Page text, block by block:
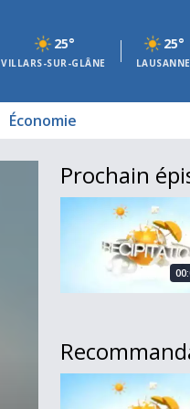
25°
VILLARS-SUR-GLÂNE
25°
LAUSANNE
Économie
Prochain
La Météo VD du
La Météo du